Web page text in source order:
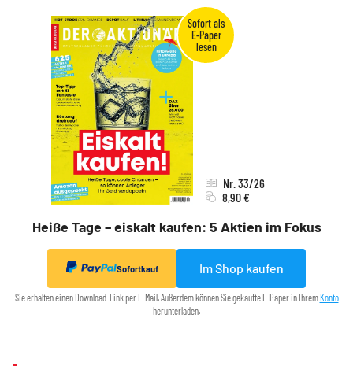
Heiße Tage – eiskalt kaufen: 5 Aktien im Fokus
Nr. 33/26
8,90 €
Sofortkauf Im Shop kaufen
Sie erhalten einen Download-Link per E-Mail. Außerdem können Sie gekaufte E-Paper in Ihrem Konto
herunterladen.